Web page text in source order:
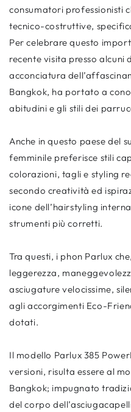
consumatori professionisti
tecnico-costruttive,
Per celebrare questo
recente visita presso
acconciatura
Bangkok, ha portato a
abitudini e gli stili dei
Anche in questo paese del
femminile preferisce stili
colorazioni, tagli e styling
secondo creatività ed
icone dell’hairstyling
strumenti più corretti.
Tra questi, i phon Parlux
leggerezza,
asciugature velocissime,
agli accorgimenti Eco-
dotati.
Il modello Parlux 385
versioni, risulta essere al
Bangkok; impugnato
del corpo